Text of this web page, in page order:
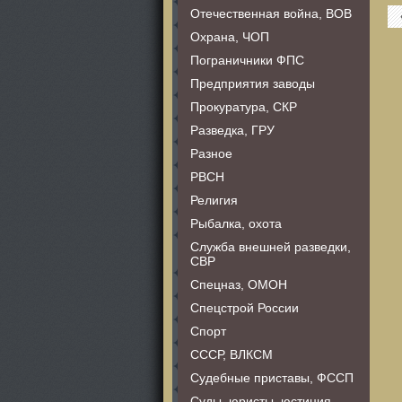
Отечественная война, ВОВ
Охрана, ЧОП
Пограничники ФПС
Предприятия заводы
Прокуратура, СКР
Разведка, ГРУ
Разное
РВСН
Религия
Рыбалка, охота
Служба внешней разведки,
СВР
Спецназ, ОМОН
Спецстрой России
Спорт
СССР, ВЛКСМ
Судебные приставы, ФССП